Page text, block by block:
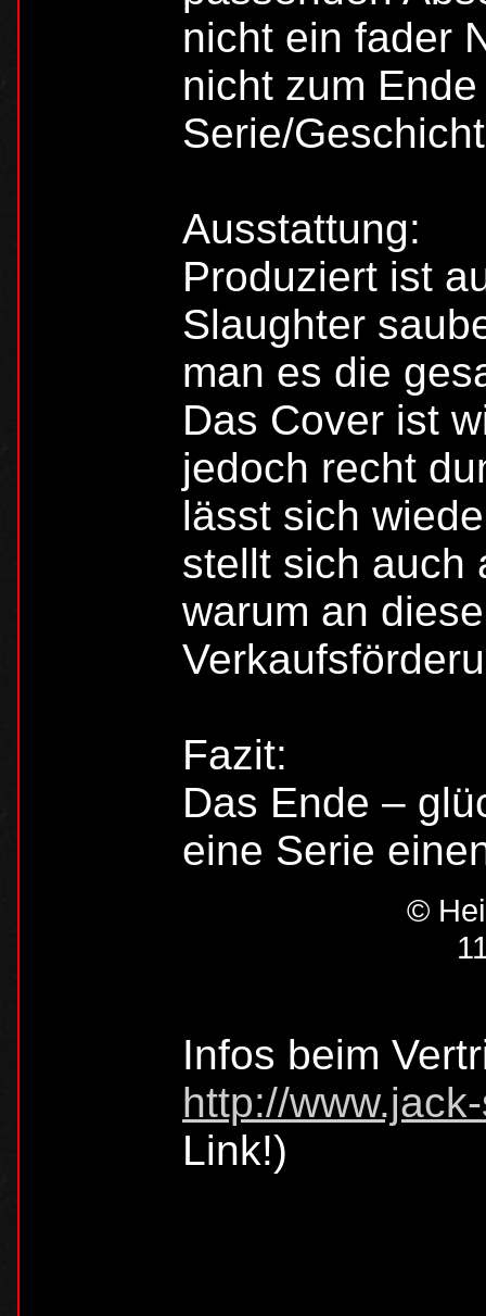
nicht ein fader
nicht zum
Serie/
Ausstattung:
Produziert ist
Slaughter
man es die
Das Cover ist
jedoch recht
lässt sich
stellt sich auch
warum an
Fazit:
Das Ende –
eine Serie
©
Infos beim
http://
Link!)